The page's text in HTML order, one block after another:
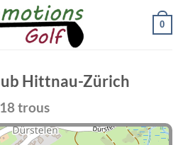
0
Hittnau-Zürich
18 trous